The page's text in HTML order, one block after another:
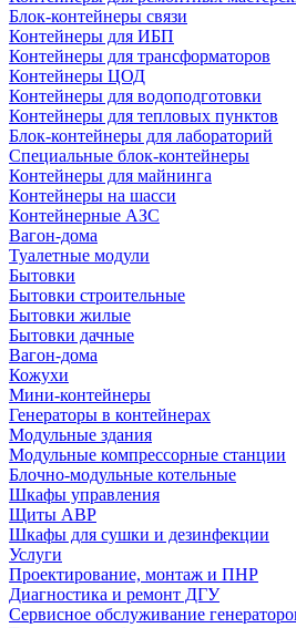
Блок-контейнеры связи
Контейнеры для ИБП
Контейнеры для трансформаторов
Контейнеры ЦОД
Контейнеры для водоподготовки
Контейнеры для тепловых пунктов
Блок-контейнеры для лабораторий
Специальные блок-контейнеры
Контейнеры для майнинга
Контейнеры на шасси
Контейнерные АЗС
Вагон-дома
Туалетные модули
Бытовки
Бытовки строительные
Бытовки жилые
Бытовки дачные
Вагон-дома
Кожухи
Мини-контейнеры
Генераторы в контейнерах
Модульные здания
Модульные компрессорные станции
Блочно-модульные котельные
Шкафы управления
Щиты АВР
Шкафы для сушки и дезинфекции
Услуги
Проектирование, монтаж и ПНР
Диагностика и ремонт ДГУ
Сервисное обслуживание